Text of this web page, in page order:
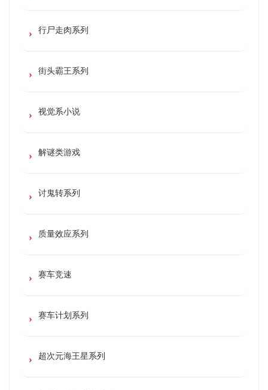
行尸走肉系列
街头霸王系列
视觉系小说
解谜类游戏
讨鬼转系列
质量效应系列
赛车竞速
赛车计划系列
超次元海王星系列